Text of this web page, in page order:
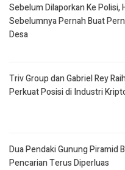
Sebelum Dilaporkan Ke Polisi,
Sebelumnya Pernah Buat
Desa
Triv Group dan Gabriel Rey
Perkuat Posisi di Industri
Dua Pendaki Gunung Piramid
Pencarian Terus Diperluas